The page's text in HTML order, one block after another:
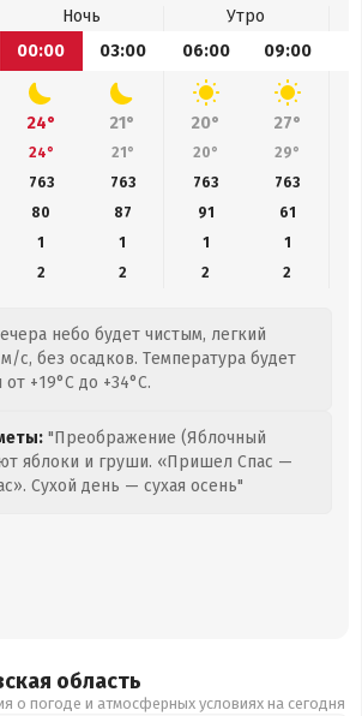
Ночь
Утро
00:00
03:00 06:00 09:00
24° 21° 20° 27°
24° 21° 20° 29°
763
763 763 763
80
87 91 61
1
1 1
1
2
2 2 2
небо будет чистым, легкий
с, без осадков. Температура будет
+19°C до +34°C.
"Преображение (Яблочный
яблоки и груши. «Пришел Спас —
Сухой день — сухая осень"
область
о погоде и атмосферных условиях на сегодня